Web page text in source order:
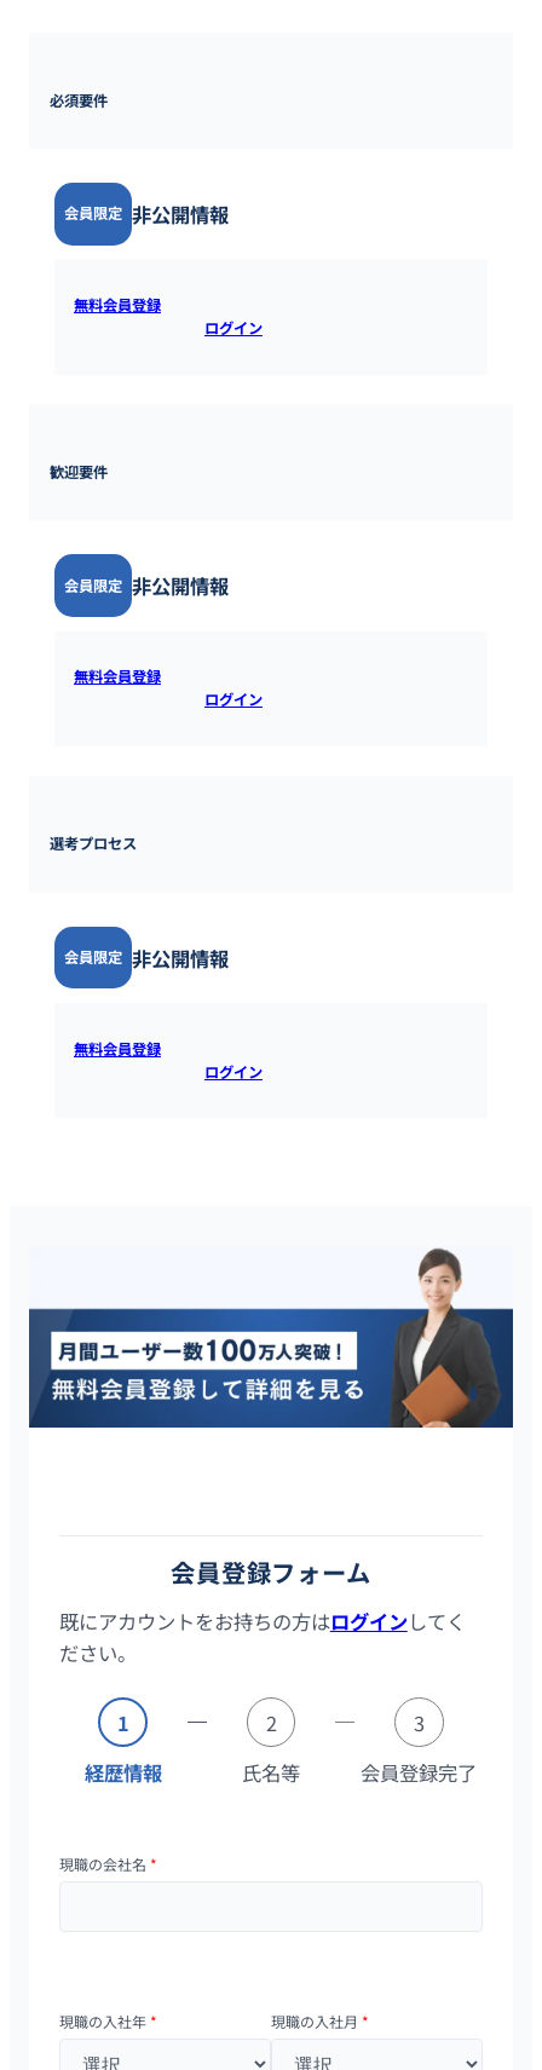
必須要件
会員限定 非公開情報
無料会員登録すると全ての情報を確認できます。既にアカウ
ログインするとご覧いただけます。
歓迎要件
会員限定 非公開情報
無料会員登録すると全ての情報を確認できます。既にアカウ
ログインするとご覧いただけます。
選考プロセス
会員限定 非公開情報
無料会員登録すると全ての情報を確認できます。既にアカウ
ログインするとご覧いただけます。
会員登録フォーム
既にアカウントをお持ちの方はログインしてく
ださい。
1
経歴情報
2
氏名等
3
会員登録完了
現職の会社名 *
現職の入社年 * 現職の入社月 *